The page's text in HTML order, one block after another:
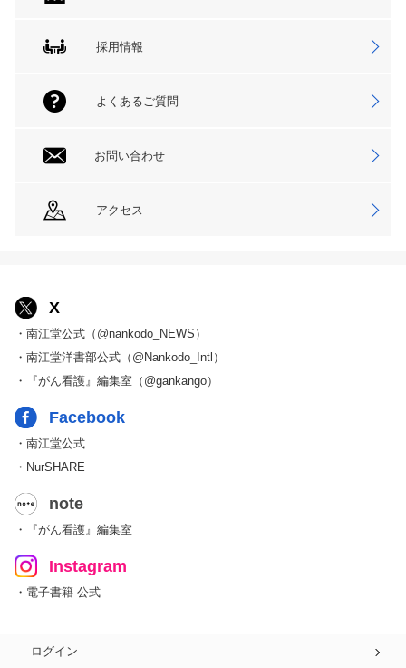
採用情報
よくあるご質問
お問い合わせ
アクセス
X
・南江堂公式（@nankodo_NEWS）
・南江堂洋書部公式（@Nankodo_Intl）
・『がん看護』編集室（@gankango）
Facebook
・南江堂公式
・NurSHARE
note
・『がん看護』編集室
Instagram
・電子書籍 公式
ログイン